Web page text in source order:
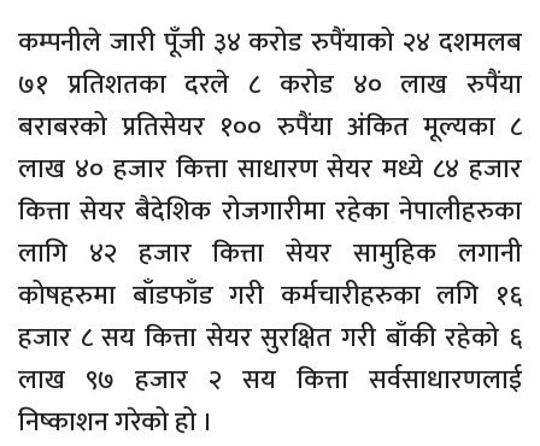
कम्पनीले जारी पूँजी ३४ करोड रुपैंयाको २४ दशमलब
७१ प्रतिशतका दरले ८ करोड ४० लाख रुपैंया
बराबरको प्रतिसेयर १०० रुपैंया अंकित मूल्यका ८
लाख ४० हजार कित्ता साधारण सेयर मध्ये ८४ हजार
कित्ता सेयर बैदेशिक रोजगारीमा रहेका नेपालीहरुका
लागि ४२ हजार कित्ता सेयर सामुहिक लगानी
कोषहरुमा बाँडफाँड गरी कर्मचारीहरुका लगि १६
हजार ८ सय कित्ता सेयर सुरक्षित गरी बाँकी रहेको ६
लाख ९७ हजार २ सय कित्ता सर्वसाधारणलाई
निष्काशन गरेको हो ।